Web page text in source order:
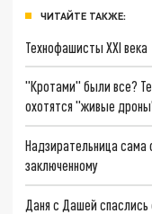
ЧИТАЙТЕ ТАКЖЕ:
Технофашисты XXI века
"Кротами" были все?
охотятся "живые
Надзирательница сама
заключенному
Даня с Дашей